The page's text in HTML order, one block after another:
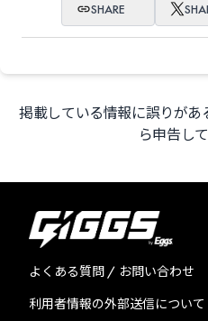
SHARE
掲載している情報に誤りがあ
ら申告し
よくある質問 / お問い合わせ
利用者情報の外部送信について